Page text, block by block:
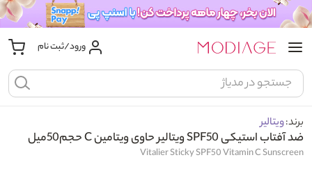
ورود/ثبت نام
برند:ویتالیر
ضد آفتاب استیکی SPF50 ویتالیر حاوی ویتامین C حجم50میل
Vitalier Sticky SPF50 Vitamin C Sunscreen